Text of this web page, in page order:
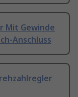
Mit Gewinde
Anschluss